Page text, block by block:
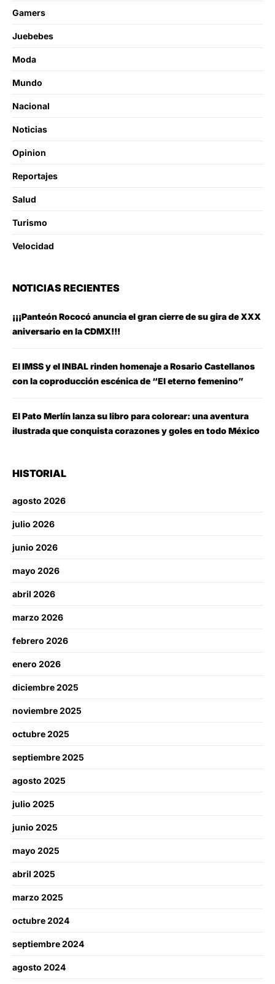
Gamers
Juebebes
Moda
Mundo
Nacional
Noticias
Opinion
Reportajes
Salud
Turismo
Velocidad
NOTICIAS RECIENTES
¡¡¡Panteón Rococó anuncia el gran cierre de su gira de XXX
aniversario en la CDMX!!!
El IMSS y el INBAL rinden homenaje a Rosario Castellanos
con la coproducción escénica de “El eterno femenino”
El Pato Merlín lanza su libro para colorear: una aventura
ilustrada que conquista corazones y goles en todo México
HISTORIAL
agosto 2026
julio 2026
junio 2026
mayo 2026
abril 2026
marzo 2026
febrero 2026
enero 2026
diciembre 2025
noviembre 2025
octubre 2025
septiembre 2025
agosto 2025
julio 2025
junio 2025
mayo 2025
abril 2025
marzo 2025
octubre 2024
septiembre 2024
agosto 2024